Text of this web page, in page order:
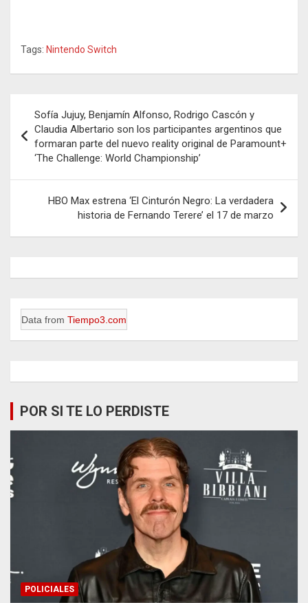
Tags: Nintendo Switch
de
entradas
Sofía Jujuy, Benjamín Alfonso, Rodrigo Cascón y
Claudia Albertario son los participantes argentinos que
formaran parte del nuevo reality original de Paramount+
‘The Challenge: World Championship’
HBO Max estrena ‘El Cinturón Negro: La verdadera
historia de Fernando Terere’ el 17 de marzo
Data from Tiempo3.com
POR SI TE LO PERDISTE
POLICIALES